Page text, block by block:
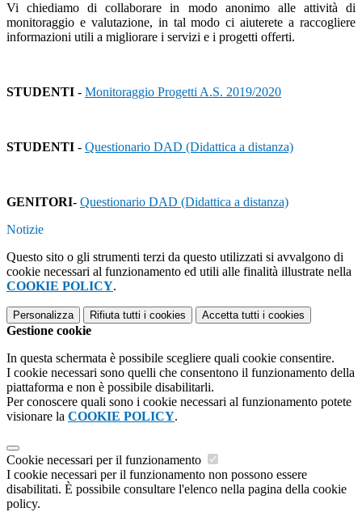
Vi chiediamo di collaborare in modo anonimo alle attività di
monitoraggio e valutazione, in tal modo ci aiuterete a raccogliere
informazioni utili a migliorare i servizi e i progetti offerti.
STUDENTI - Monitoraggio Progetti A.S. 2019/2020
STUDENTI - Questionario DAD (Didattica a distanza)
GENITORI- Questionario DAD (Didattica a distanza)
Notizie
Questo sito o gli strumenti terzi da questo utilizzati si avvalgono di
cookie necessari al funzionamento ed utili alle finalità illustrate nella
COOKIE POLICY.
Personalizza Rifiuta tutti i cookies Accetta tutti i cookies
Gestione cookie
In questa schermata è possibile scegliere quali cookie consentire.
I cookie necessari sono quelli che consentono il funzionamento della
piattaforma e non è possibile disabilitarli.
Per conoscere quali sono i cookie necessari al funzionamento potete
visionare la COOKIE POLICY.
Cookie necessari per il funzionamento
I cookie necessari per il funzionamento non possono essere
disabilitati. È possibile consultare l'elenco nella pagina della cookie
policy.